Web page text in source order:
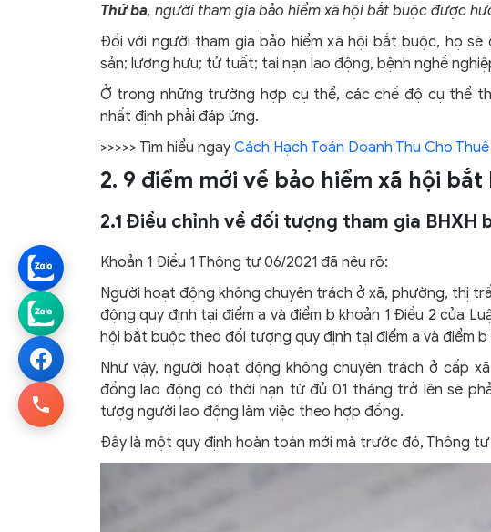
Thứ ba, người tham gia bảo hiểm xã hội bắt buộc được
Đối với người tham gia bảo hiểm xã hội bắt buộc, họ
sản; lương hưu; tử tuất; tai nạn lao động, bệnh nghề
Ở trong những trường hợp cụ thể, các chế độ cụ thể
nhất định phải đáp ứng.
>>>>> Tìm hiểu ngay Cách Hạch Toán Doanh Thu Cho
2. 9 điểm mới về bảo hiểm xã hội bắt
2.1 Điều chỉnh về đối tượng tham gia BHXH
Khoản 1 Điều 1 Thông tư 06/2021 đã nêu rõ:
Người hoạt động không chuyên trách ở xã, phường, thị
động quy định tại điểm a và điểm b khoản 1 Điều 2 của
hội bắt buộc theo đối tượng quy định tại điểm a và điểm b
Như vậy, người hoạt động không chuyên trách ở cấp
đồng lao động có thời hạn từ đủ 01 tháng trở lên sẽ
tượg người lao động làm việc theo hợp đồng.
Đây là một quy định hoàn toàn mới mà trước đó, Thông